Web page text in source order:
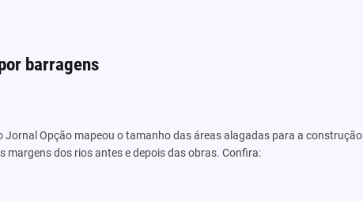
barragens
Opção mapeou o tamanho das áreas alagadas para a construção
margens dos rios antes e depois das obras. Confira: